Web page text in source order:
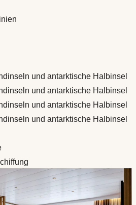
und antarktische Halbinsel
und antarktische Halbinsel
und antarktische Halbinsel
und antarktische Halbinsel